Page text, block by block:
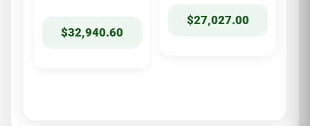
$32,940.60
$27,027.00